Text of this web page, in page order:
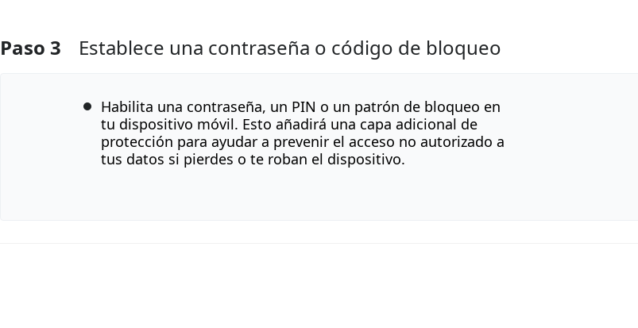
Agregar Comentario
Paso 3 Establece una contraseña o código de bloqueo
Habilita una contraseña, un PIN o un patrón de bloqueo en
tu dispositivo móvil. Esto añadirá una capa adicional de
protección para ayudar a prevenir el acceso no autorizado a
tus datos si pierdes o te roban el dispositivo.